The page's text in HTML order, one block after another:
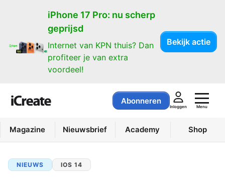
iPhone 17 Pro: nu scherp
geprijsd
Internet van KPN thuis? Dan
profiteer je van extra
voordeel!
Bekijk actie
Abonneren
Inloggen Menu
Magazine Nieuwsbrief Academy Shop
NIEUWS IOS 14